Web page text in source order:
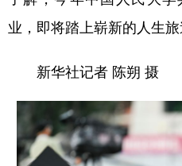
业，即将踏上崭新的人生旅
新华社记者 陈朔 摄